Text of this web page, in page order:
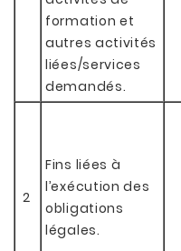
formation et
autres activités
liées/services
demandés.
2
Fins liées à
l’exécution des
obligations
légales.